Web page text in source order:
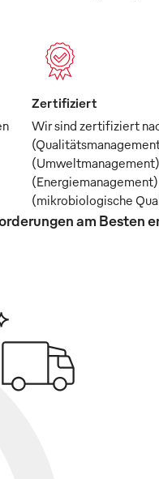
Zertifiziert
Wir sind zertifiziert
(mikrobiologische
am Besten